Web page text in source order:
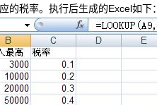
的税率。执行后生成的Excel如下：